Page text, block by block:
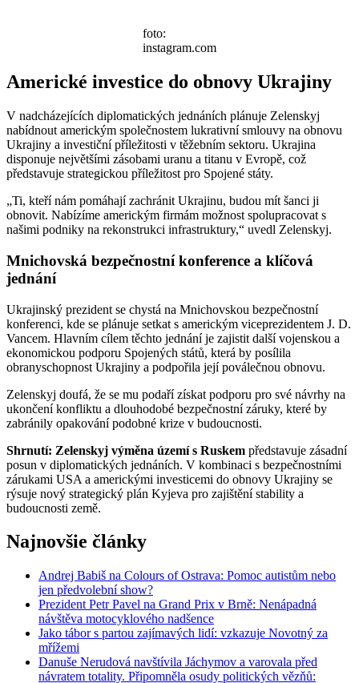
foto:
instagram.com
Americké investice do obnovy Ukrajiny
V nadcházejících diplomatických jednáních plánuje Zelenskyj
nabídnout americkým společnostem lukrativní smlouvy na obnovu
Ukrajiny a investiční příležitosti v těžebním sektoru. Ukrajina
disponuje největšími zásobami uranu a titanu v Evropě, což
představuje strategickou příležitost pro Spojené státy.
„Ti, kteří nám pomáhají zachránit Ukrajinu, budou mít šanci ji
obnovit. Nabízíme americkým firmám možnost spolupracovat s
našimi podniky na rekonstrukci infrastruktury,“ uvedl Zelenskyj.
Mnichovská bezpečnostní konference a klíčová
jednání
Ukrajinský prezident se chystá na Mnichovskou bezpečnostní
konferenci, kde se plánuje setkat s americkým viceprezidentem J. D.
Vancem. Hlavním cílem těchto jednání je zajistit další vojenskou a
ekonomickou podporu Spojených států, která by posílila
obranyschopnost Ukrajiny a podpořila její poválečnou obnovu.
Zelenskyj doufá, že se mu podaří získat podporu pro své návrhy na
ukončení konfliktu a dlouhodobé bezpečnostní záruky, které by
zabránily opakování podobné krize v budoucnosti.
Shrnutí: Zelenskyj výměna území s Ruskem představuje zásadní
posun v diplomatických jednáních. V kombinaci s bezpečnostními
zárukami USA a americkými investicemi do obnovy Ukrajiny se
rýsuje nový strategický plán Kyjeva pro zajištění stability a
budoucnosti země.
Najnovšie články
Andrej Babiš na Colours of Ostrava: Pomoc autistům nebo
jen předvolební show?
Prezident Petr Pavel na Grand Prix v Brně: Nenápadná
návštěva motocyklového nadšence
Jako tábor s partou zajímavých lidí: vzkazuje Novotný za
mřížemi
Danuše Nerudová navštívila Jáchymov a varovala před
návratem totality. Připomněla osudy politických vězňů: